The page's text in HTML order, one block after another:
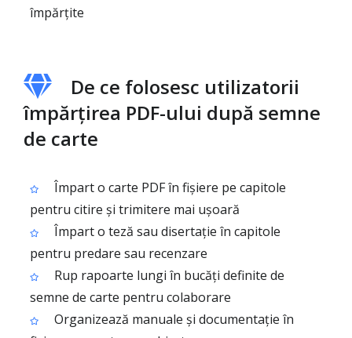
împărțite
De ce folosesc utilizatorii
împărțirea PDF-ului după semne
de carte
Împart o carte PDF în fișiere pe capitole
pentru citire și trimitere mai ușoară
Împart o teză sau disertație în capitole
pentru predare sau recenzare
Rup rapoarte lungi în bucăți definite de
semne de carte pentru colaborare
Organizează manuale și documentație în